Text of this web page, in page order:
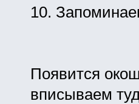
10.
Появится
вписываем